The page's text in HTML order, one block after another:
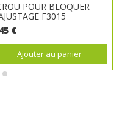
POUR BLOQUER
F3015
€
Ajouter au panier